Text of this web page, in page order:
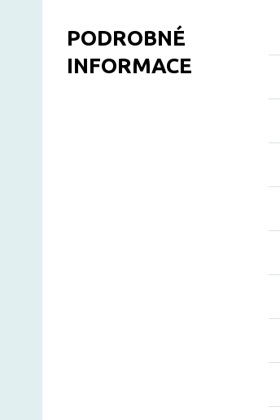
PODROBNÉ
INFORMACE